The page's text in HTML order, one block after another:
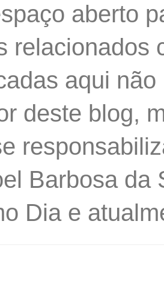
aberto
relacionados
aqui
deste blog,
Barbosa da
Dia e